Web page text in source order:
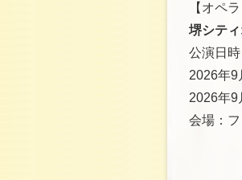
【オペ
堺シテ
公演日時
2026年9
2026年
会場：